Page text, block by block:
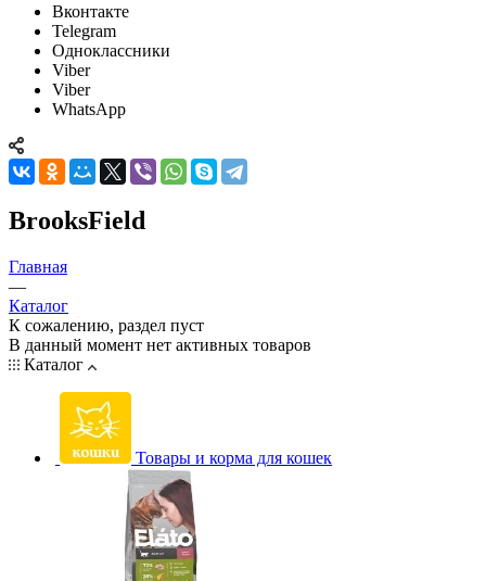
Вконтакте
Telegram
Одноклассники
Viber
Viber
WhatsApp
BrooksField
Главная
—
Каталог
К сожалению, раздел пуст
В данный момент нет активных товаров
Каталог
Товары и корма для кошек